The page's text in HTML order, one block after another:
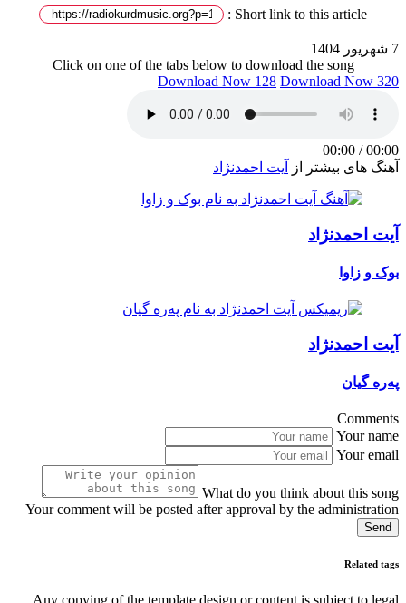
Short link to this article :
7 شهریور 1404
Click on one of the tabs below to download the song
Download Now 128 Download Now 320
00:00
/
00:00
آهنگ های بیشتر از
آیت احمدنژاد
آیت احمدنژاد
بوک و زاوا
آیت احمدنژاد
پەرە گیان
Comments
Your name
Your email
What do you think about this song
Your comment will be posted after approval by the administration
Send
Related tags